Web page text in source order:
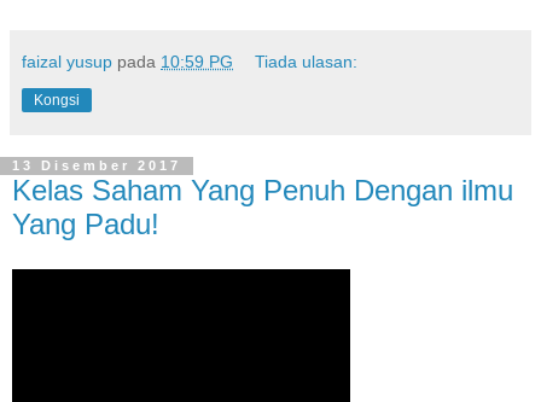
faizal yusup pada 10:59 PG Tiada ulasan:
Kongsi
13 Disember 2017
Kelas Saham Yang Penuh Dengan ilmu
Yang Padu!